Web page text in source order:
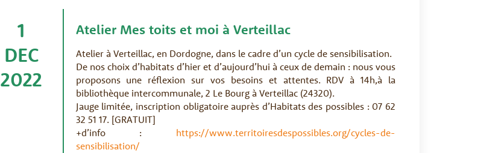
1
DEC
2022
Atelier Mes toits et moi à Verteillac
Atelier à Verteillac, en Dordogne, dans le cadre d’un cycle de sensibilisation.
De nos choix d’habitats d’hier et d’aujourd’hui à ceux de demain : nous vous
proposons une réflexion sur vos besoins et attentes. RDV à 14h,à la
bibliothèque intercommunale, 2 Le Bourg à Verteillac (24320).
Jauge limitée, inscription obligatoire auprès d’Habitats des possibles : 07 62
32 51 17. [GRATUIT]
+d’info : https://www.territoiresdespossibles.org/cycles-de-
sensibilisation/